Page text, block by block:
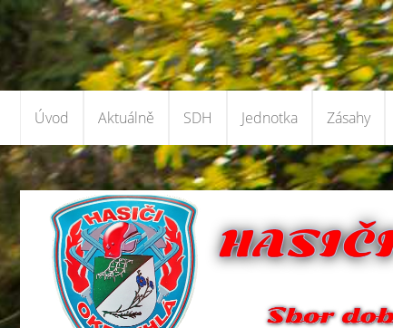
Úvod Aktuálně SDH Jednotka Zásahy